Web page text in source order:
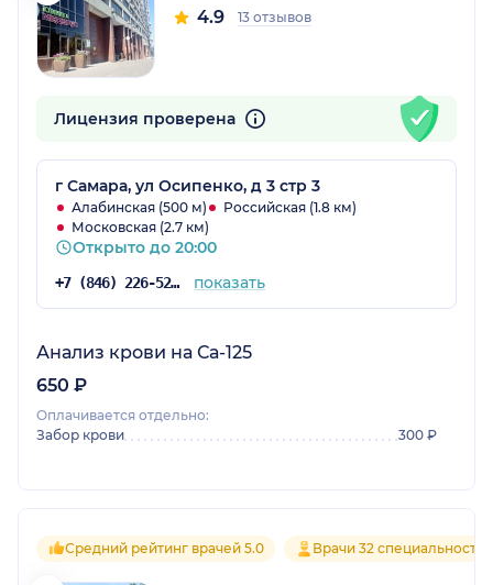
4.9 13 отзывов
Лицензия проверена
г Самара, ул Осипенко, д 3 стр 3
Алабинская (500 м)
Российская (1.8 км)
Московская (2.7 км)
Открыто до 20:00
+7 (846) 226-52-26 показать
Анализ крови на Са-125
650 ₽
Оплачивается отдельно:
Забор крови
300 ₽
Средний рейтинг врачей 5.0 Врачи 32 специальностей